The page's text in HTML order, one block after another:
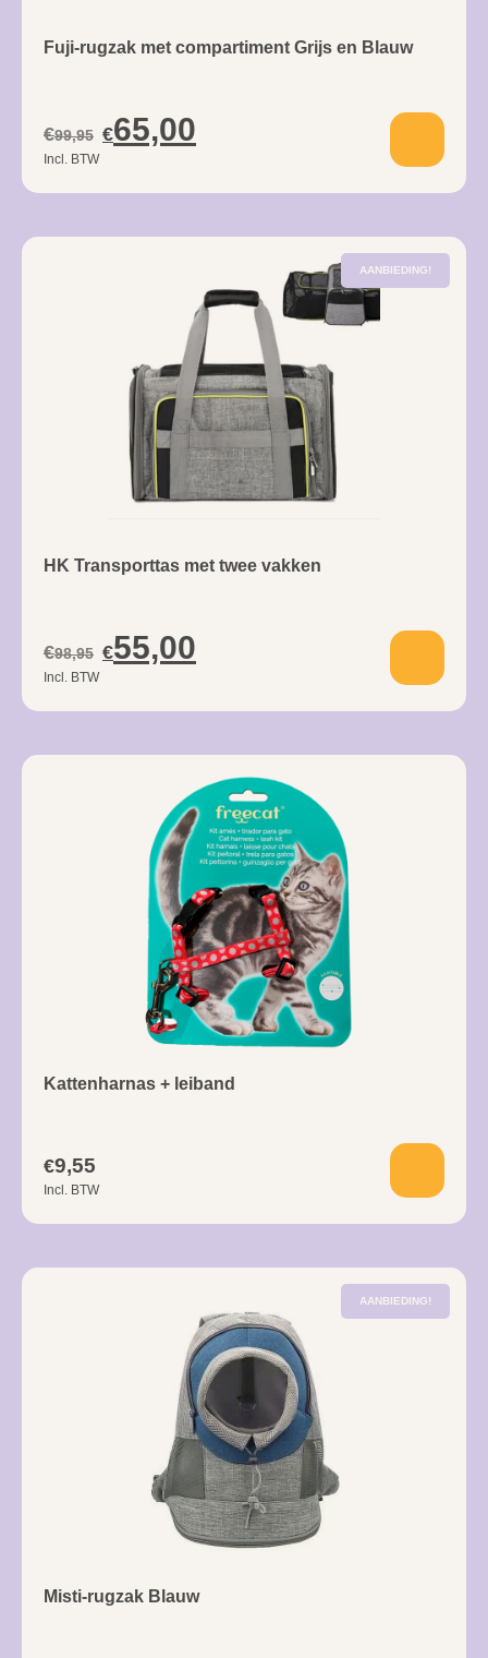
Fuji-rugzak met compartiment Grijs en Blauw
€99,95 €65,00
Incl. BTW
AANBIEDING!
HK Transporttas met twee vakken
€98,95 €55,00
Incl. BTW
Kattenharnas + leiband
€9,55
Incl. BTW
AANBIEDING!
Misti-rugzak Blauw